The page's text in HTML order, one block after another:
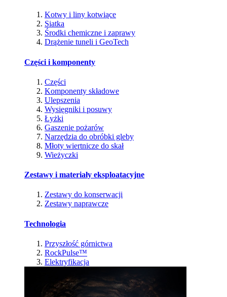
Kotwy i liny kotwiące
Siatka
Środki chemiczne i zaprawy
Drążenie tuneli i GeoTech
Części i komponenty
Części
Komponenty składowe
Ulepszenia
Wysięgniki i posuwy
Łyżki
Gaszenie pożarów
Narzędzia do obróbki gleby
Młoty wiertnicze do skał
Wieżyczki
Zestawy i materiały eksploatacyjne
Zestawy do konserwacji
Zestawy naprawcze
Technologia
Przyszłość górnictwa
RockPulse™
Elektryfikacja